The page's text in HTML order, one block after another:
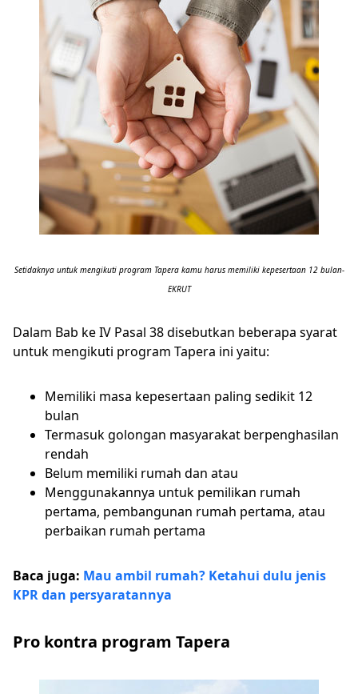
Setidaknya untuk mengikuti program Tapera kamu harus memiliki kepesertaan 12 bulan-
EKRUT
Dalam Bab ke IV Pasal 38 disebutkan beberapa syarat
untuk mengikuti program Tapera ini yaitu:
Memiliki masa kepesertaan paling sedikit 12
bulan
Termasuk golongan masyarakat berpenghasilan
rendah
Belum memiliki rumah dan atau
Menggunakannya untuk pemilikan rumah
pertama, pembangunan rumah pertama, atau
perbaikan rumah pertama
Baca juga: Mau ambil rumah? Ketahui dulu jenis
KPR dan persyaratannya
Pro kontra program Tapera